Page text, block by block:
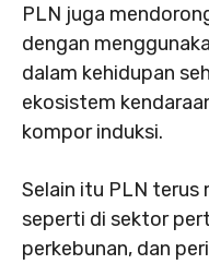
PLN juga
dengan
dalam kehidupan
ekosistem
kompor induksi.
Selain itu PLN terus
seperti di sektor
perkebunan, dan